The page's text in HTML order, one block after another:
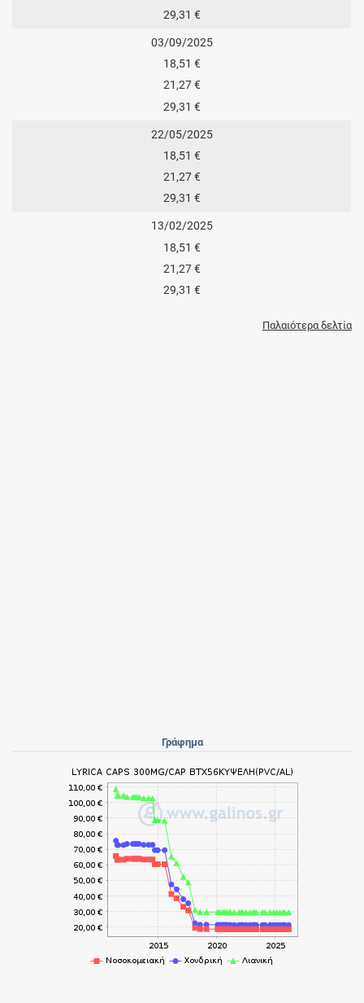
29,31 €
03/09/2025
18,51 €
21,27 €
29,31 €
22/05/2025
18,51 €
21,27 €
29,31 €
13/02/2025
18,51 €
21,27 €
29,31 €
Παλαιότερα δελτία
Γράφημα